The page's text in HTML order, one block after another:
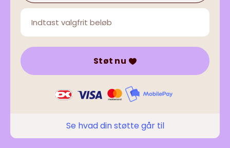
Støt nu
Se hvad din støtte går til